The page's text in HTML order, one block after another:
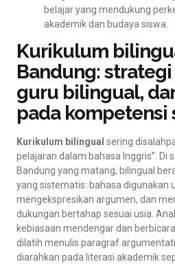
Kurikulum
Bandung:
guru bilingual,
pada kompetensi
Kurikulum bilingual sering
pelajaran dalam bahasa Inggris”. Di
Bandung yang matang, bilingual
yang sistematis: bahasa digunakan
mengekspresikan argumen, dan
dukungan bertahap sesuai usia.
kebiasaan mendengar dan
dilatih menulis paragraf
diarahkan pada literasi akademik